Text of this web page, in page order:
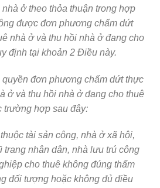
nhà ở theo thỏa thuận trong hợp
được đơn phương chấm dứt
nhà ở và thu hồi nhà ở đang cho
định tại khoản 2 Điều này.
đơn phương chấm dứt thực
ở và thu hồi nhà ở đang cho thuê
trường hợp sau đây:
tài sản công, nhà ở xã hội,
nhân dân, nhà lưu trú công
cho thuê không đúng thẩm
đối tượng hoặc không đủ điều